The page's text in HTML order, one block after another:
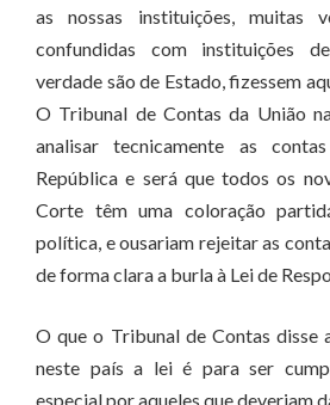
as nossas instituições, muitas
confundidas com instituições
verdade são de Estado, fizessem
O Tribunal de Contas da União
analisar tecnicamente as
República e será que todos os
Corte têm uma coloração
política, e ousariam rejeitar as
de forma clara a burla à Lei de
O que o Tribunal de Contas disse
neste país a lei é para ser
especial por aqueles que deveriam